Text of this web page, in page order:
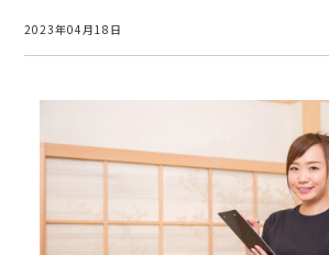
2023年04月18日